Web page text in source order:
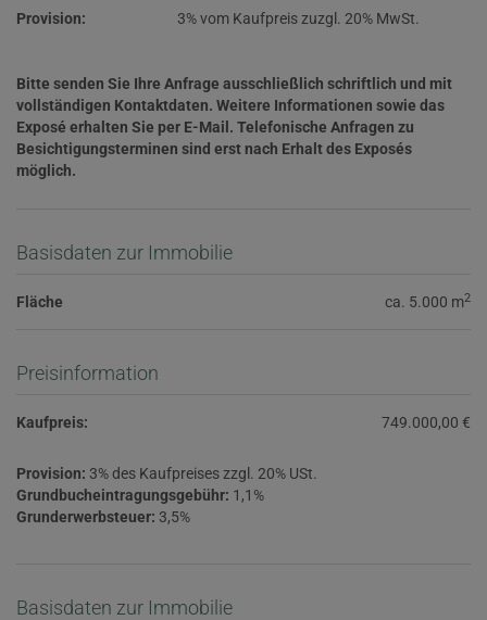
Provision: 3% vom Kaufpreis zuzgl. 20% MwSt.
Bitte senden Sie Ihre Anfrage ausschließlich schriftlich und mit
vollständigen Kontaktdaten. Weitere Informationen sowie das
Exposé erhalten Sie per E-Mail. Telefonische Anfragen zu
Besichtigungsterminen sind erst nach Erhalt des Exposés
möglich.
Basisdaten zur Immobilie
Fläche ca. 5.000 m2
Preisinformation
Kaufpreis: 749.000,00 €
Provision: 3% des Kaufpreises zzgl. 20% USt.
Grundbucheintragungsgebühr: 1,1%
Grunderwerbsteuer: 3,5%
Basisdaten zur Immobilie